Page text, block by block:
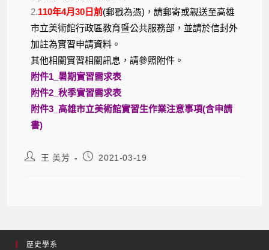
2.110年4月30日前(郵戳為憑)，請郵寄或親送至高雄
市立美術館行政區教育暨公共服務部，並請於信封外
加註為實習申請資料。
其他相關實習相關訊息，請參照附件。
附件1_暑期實習需求表
附件2_秋季實習需求表
附件3_高雄市立美術館實習生作業注意事項(含申請
書)
王 美芳 2021-03-19
歷史學系